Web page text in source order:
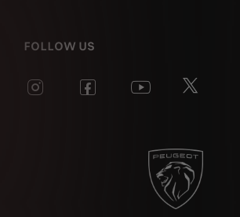
FOLLOW US